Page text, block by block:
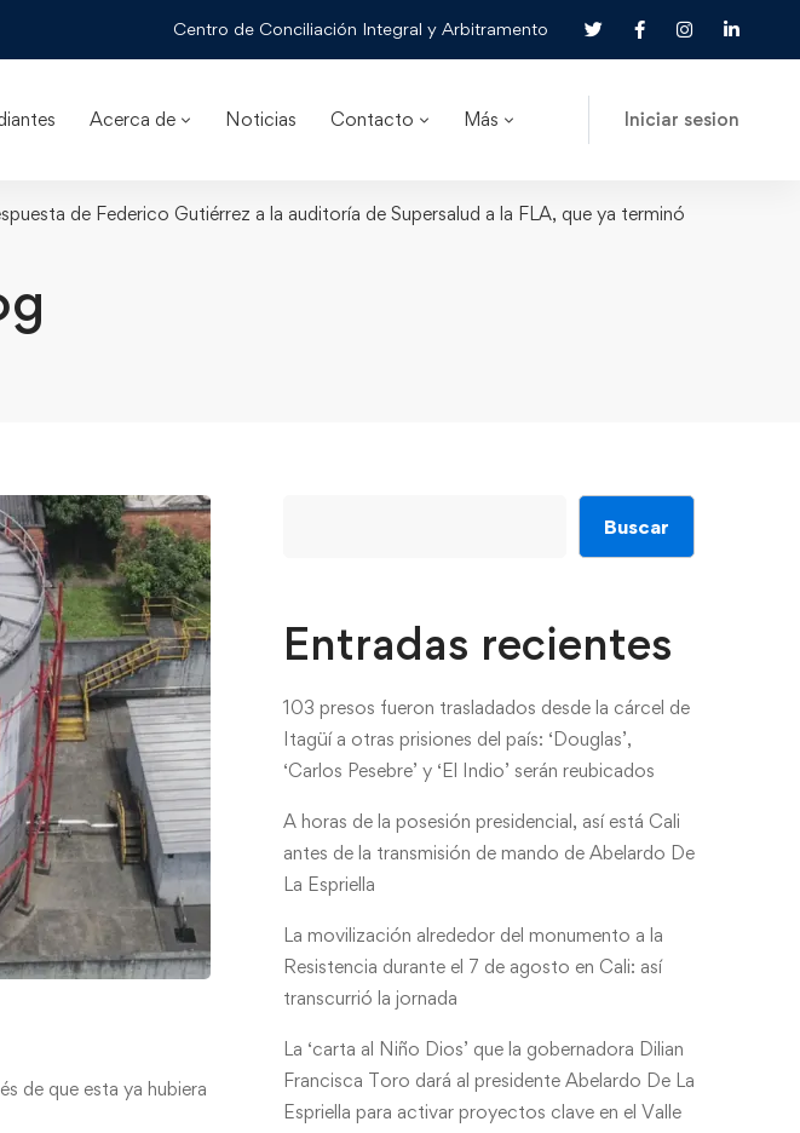
Centro de Conciliación Integral y Arbitramento
Acerca de Noticias Contacto Más Iniciar sesion
de Federico Gutiérrez a la auditoría de Supersalud a la FLA, que ya terminó
de que esta ya hubiera
Buscar
Entradas recientes
103 presos fueron trasladados desde la cárcel de
Itagüí a otras prisiones del país: ‘Douglas’,
‘Carlos Pesebre’ y ‘El Indio’ serán reubicados
A horas de la posesión presidencial, así está Cali
antes de la transmisión de mando de Abelardo De
La Espriella
La movilización alrededor del monumento a la
Resistencia durante el 7 de agosto en Cali: así
transcurrió la jornada
La ‘carta al Niño Dios’ que la gobernadora Dilian
Francisca Toro dará al presidente Abelardo De La
Espriella para activar proyectos clave en el Valle